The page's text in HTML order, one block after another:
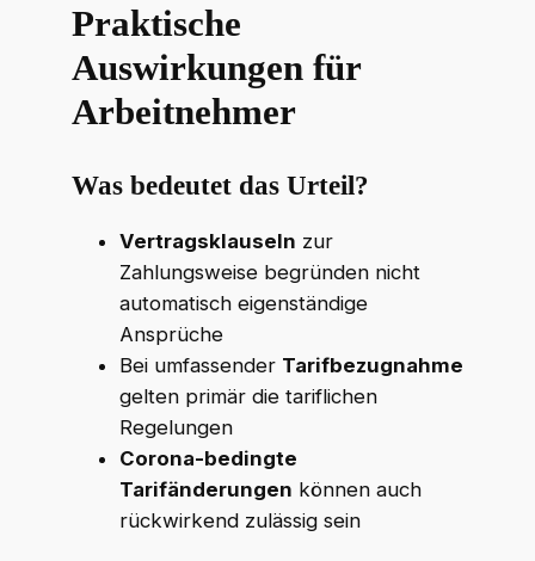
Praktische
Auswirkungen für
Arbeitnehmer
Was bedeutet das Urteil?
Vertragsklauseln zur
Zahlungsweise begründen nicht
automatisch eigenständige
Ansprüche
Bei umfassender Tarifbezugnahme
gelten primär die tariflichen
Regelungen
Corona-bedingte
Tarifänderungen können auch
rückwirkend zulässig sein